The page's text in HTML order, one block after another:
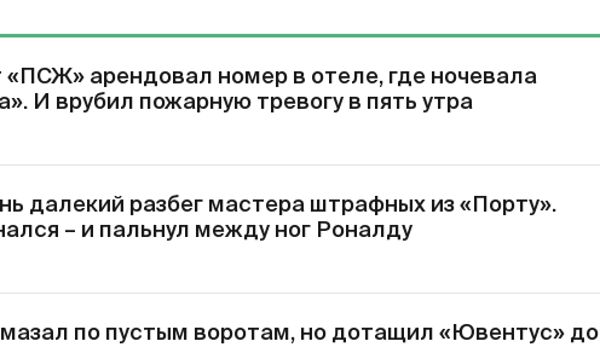
«ПСЖ» арендовал номер в отеле, где ночевала
И врубил пожарную тревогу в пять утра
далекий разбег мастера штрафных из «Порту».
– и пальнул между ног Роналду
мазал по пустым воротам, но дотащил «Ювентус» до